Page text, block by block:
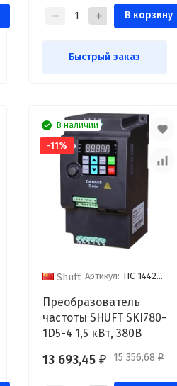
В корзину
Быстрый заказ
-11%
В наличии
Shuft Артикул: НС-1442803
Преобразователь
частоты SHUFT SKI780-
1D5-4 1,5 кВт, 380В
13 693,45 ₽ 15 356,68₽